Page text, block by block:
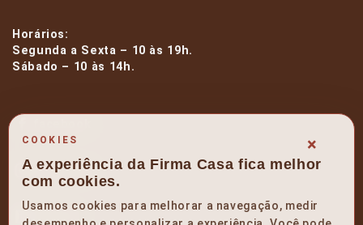
Horários:
Segunda a Sexta – 10 às 19h.
Sábado – 10 às 14h.
instagram
linkedin
×
COOKIES
A experiência da Firma Casa fica melhor
com cookies.
Usamos cookies para melhorar a navegação, medir